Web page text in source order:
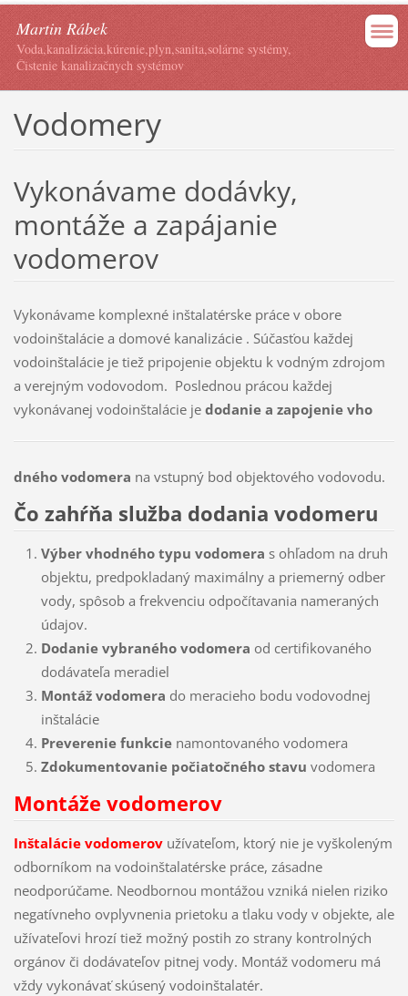
Martin Rábek
Voda,kanalizácia,kúrenie,plyn,sanita,solárne systémy,
Čistenie kanalizačnych systémov
Vodomery
Vykonávame dodávky,
montáže a zapájanie
vodomerov
Vykonávame komplexné inštalatérske práce v obore
vodoinštalácie a domové kanalizácie . Súčasťou každej
vodoinštalácie je tiež pripojenie objektu k vodným zdrojom
a verejným vodovodom. Poslednou prácou každej
vykonávanej vodoinštalácie je dodanie a zapojenie vho
dného vodomera na vstupný bod objektového vodovodu.
Čo zahŕňa služba dodania vodomeru
Výber vhodného typu vodomera s ohľadom na druh
objektu, predpokladaný maximálny a priemerný odber
vody, spôsob a frekvenciu odpočítavania nameraných
údajov.
Dodanie vybraného vodomera od certifikovaného
dodávateľa meradiel
Montáž vodomera do meracieho bodu vodovodnej
inštalácie
Preverenie funkcienamontovaného vodomera
Zdokumentovanie počiatočného stavu vodomera
Montáže vodomerov
Inštalácie vodomerovužívateľom, ktorý nie je vyškoleným
odborníkom na vodoinštalatérske práce, zásadne
neodporúčame. Neodbornou montážou vzniká nielen riziko
negatívneho ovplyvnenia prietoku a tlaku vody v objekte, ale
užívateľovi hrozí tiež možný postih zo strany kontrolných
orgánov či dodávateľov pitnej vody. Montáž vodomeru má
vždy vykonávať skúsený vodoinštalatér.